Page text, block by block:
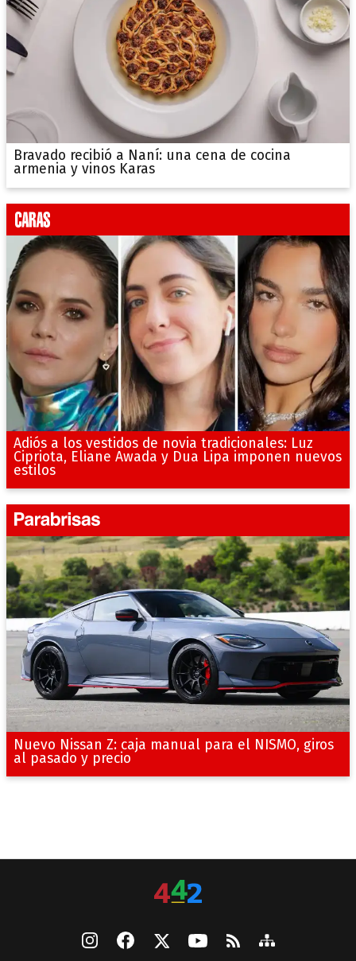
Bravado recibió a Naní: una cena de cocina
armenia y vinos Karas
Adiós a los vestidos de novia tradicionales: Luz
Cipriota, Eliane Awada y Dua Lipa imponen nuevos
estilos
Nuevo Nissan Z: caja manual para el NISMO, giros
al pasado y precio